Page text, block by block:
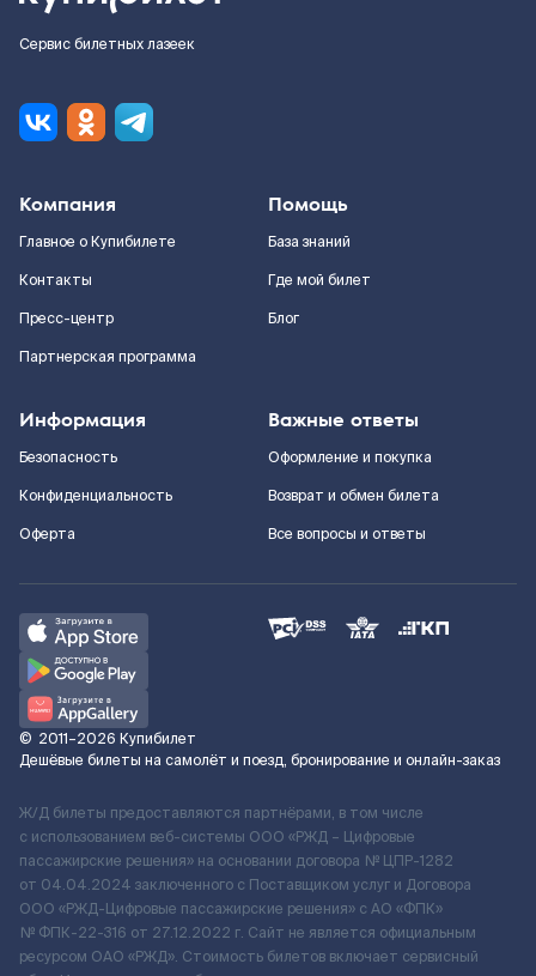
Сервис билетных лазеек
Компания
Главное о Купибилете
Контакты
Пресс-центр
Партнерская программа
Помощь
База знаний
Где мой билет
Блог
Информация
Безопасность
Конфиденциальность
Оферта
Важные ответы
Оформление и покупка
Возврат и обмен билета
Все вопросы и ответы
© 2011–2026 Купибилет
Дешёвые билеты на самолёт и поезд, бронирование и онлайн-заказ
Ж/Д билеты предоставляются партнёрами, в том числе
с использованием веб-системы ООО «РЖД – Цифровые
пассажирские решения» на основании договора № ЦПР-1282
от 04.04.2024 заключенного с Поставщиком услуг и Договора
ООО «РЖД-Цифровые пассажирские решения» c АО «ФПК»
№ ФПК-22-316 от 27.12.2022 г. Сайт не является официальным
ресурсом ОАО «РЖД». Стоимость билетов включает сервисный